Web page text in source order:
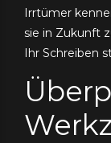
Irrtümer
sie in Zukunft
Ihr Schreiben